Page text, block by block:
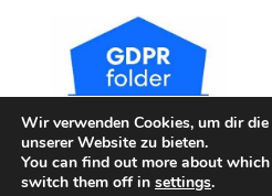
Wir verwenden Cookies, um dir
unserer Website zu bieten.
You can find out more about
switch them off in settings.